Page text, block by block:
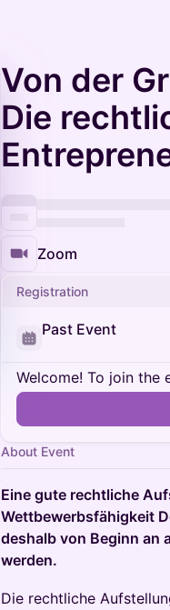
Von der
Die
Zoom
Registration
Past Event
Welcome! To join the
About Event
Eine gute rechtliche
Wettbewerbsfähigkeit
deshalb von Beginn an
werden.
Die rechtliche